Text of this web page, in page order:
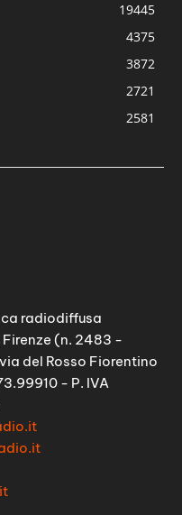
19445
4375
3872
2721
2581
radiodiffusa
(n. 2483 -
del Rosso Fiorentino
- P. IVA